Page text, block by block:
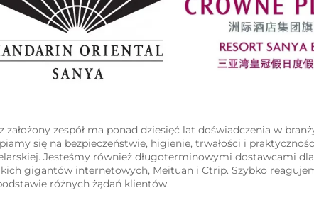
założony zespół ma ponad dziesięć lat doświadczenia w
się na bezpieczeństwie, higienie, trwałości i
Jesteśmy również długoterminowymi dostawcami
gigantów internetowych, Meituan i Ctrip. Szybko
różnych żądań klientów.